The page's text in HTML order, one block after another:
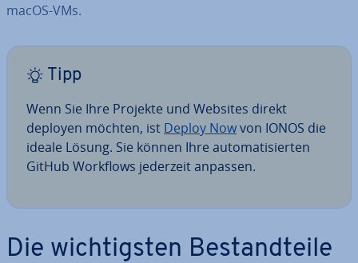
macOS-VMs.
Tipp
Wenn Sie Ihre Projekte und Websites direkt
deployen möchten, ist Deploy Nowvon IONOS die
ideale Lösung. Sie können Ihre au­to­ma­ti­sier­ten
GitHub Workflows jederzeit anpassen.
Die wich­tigs­ten Be­stand­tei­le